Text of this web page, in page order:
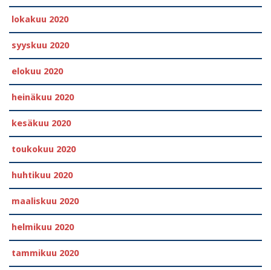
lokakuu 2020
syyskuu 2020
elokuu 2020
heinäkuu 2020
kesäkuu 2020
toukokuu 2020
huhtikuu 2020
maaliskuu 2020
helmikuu 2020
tammikuu 2020